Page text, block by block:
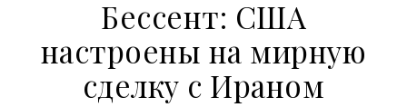
Бессент: США
настроены на мирную
сделку с Ираном